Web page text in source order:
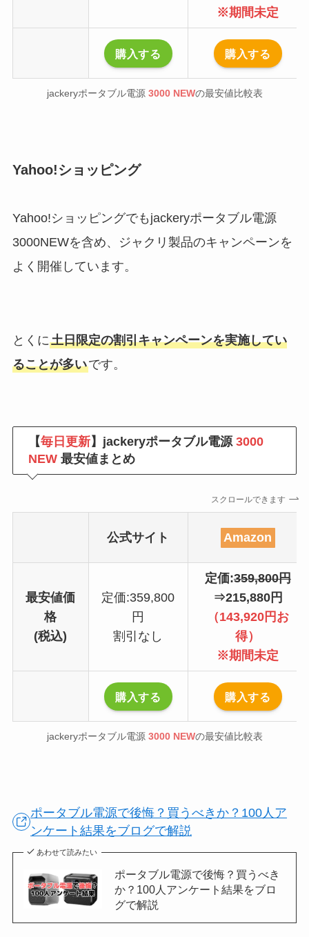
※期間未定
購入する 購入する
jackeryポータブル電源 3000 NEWの最安値比較表
Yahoo!ショッピング
Yahoo!ショッピングでもjackeryポータブル電源
3000NEWを含め、ジャクリ製品のキャンペーンを
よく開催しています。
とくに土日限定の割引キャンペーンを実施してい
ることが多いです。
【毎日更新】jackeryポータブル電源3000
NEW 最安値まとめ
スクロールできます
公式サイト Amazon
最安値価
格
(税込)
定価:359,800
円
割引なし
定価:359,800円
⇒215,880円
（143,920円お
得）
※期間未定
購入する 購入する
jackeryポータブル電源 3000 NEWの最安値比較表
ポータブル電源で後悔？買うべきか？100人ア
ンケート結果をブログで解説
あわせて読みたい
ポータブル電源で後悔？買うべき
か？100人アンケート結果をブロ
グで解説